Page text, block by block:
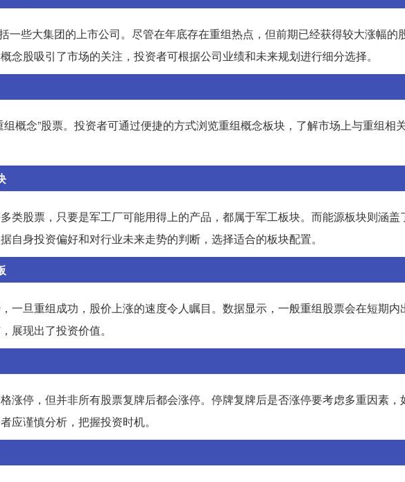
一些大集团的上市公司。尽管在年底存在重组热点，但前期已经获得较大涨幅的
念股吸引了市场的关注，投资者可根据公司业绩和未来规划进行细分选择。
概念”股票。投资者可通过便捷的方式浏览重组概念板块，了解市场上与重组相
类股票，只要是军工厂可能用得上的产品，都属于军工板块。而能源板块则涵盖
自身投资偏好和对行业未来走势的判断，选择适合的板块配置。
一旦重组成功，股价上涨的速度令人瞩目。数据显示，一般重组股票会在短期内
展现出了投资价值。
涨停，但并非所有股票复牌后都会涨停。停牌复牌后是否涨停要考虑多重因素，
应谨慎分析，把握投资时机。